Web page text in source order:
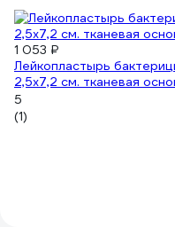
1 053 ₽
Лейкопластырь
2,5х7,2 см. тканевая
5
(1)